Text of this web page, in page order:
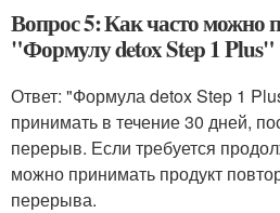
Вопрос 5: Как часто можно
"Формулу detox Step 1 Plus"
Ответ: "Формула detox Step 1
принимать в течение 30 дней,
перерыв. Если требуется
можно принимать продукт
перерыва.